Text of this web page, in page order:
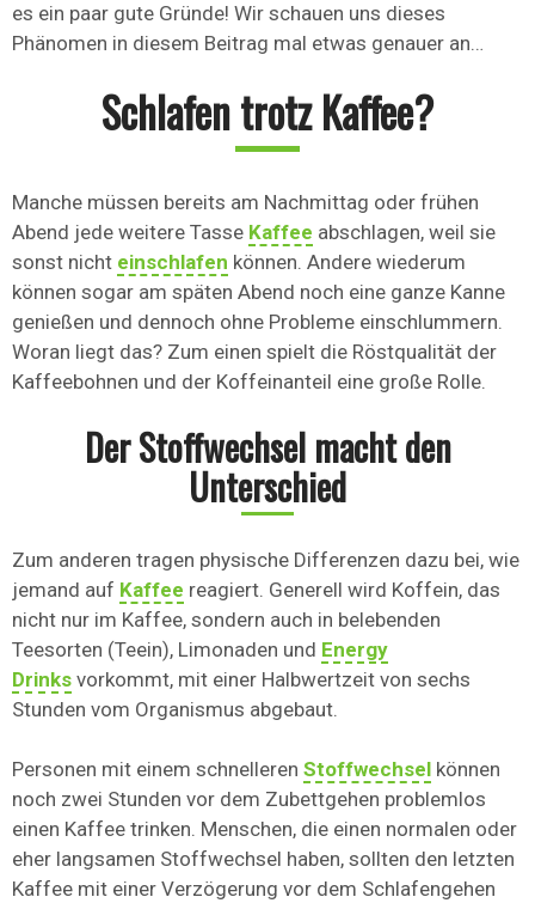
es ein paar gute Gründe! Wir schauen uns dieses
Phänomen in diesem Beitrag mal etwas genauer an…
Schlafen trotz Kaffee?
Manche müssen bereits am Nachmittag oder frühen
Abend jede weitere Tasse Kaffee abschlagen, weil sie
sonst nicht einschlafen können. Andere wiederum
können sogar am späten Abend noch eine ganze Kanne
genießen und dennoch ohne Probleme einschlummern.
Woran liegt das? Zum einen spielt die Röstqualität der
Kaffeebohnen und der Koffeinanteil eine große Rolle.
Der Stoffwechsel macht den
Unterschied
Zum anderen tragen physische Differenzen dazu bei, wie
jemand auf Kaffee reagiert. Generell wird Koffein, das
nicht nur im Kaffee, sondern auch in belebenden
Teesorten (Teein), Limonaden und Energy
Drinks vorkommt, mit einer Halbwertzeit von sechs
Stunden vom Organismus abgebaut.
Personen mit einem schnelleren Stoffwechsel können
noch zwei Stunden vor dem Zubettgehen problemlos
einen Kaffee trinken. Menschen, die einen normalen oder
eher langsamen Stoffwechsel haben, sollten den letzten
Kaffee mit einer Verzögerung vor dem Schlafengehen